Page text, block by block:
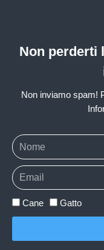
Non perderti
Non inviamo spam!
Cane Gatto